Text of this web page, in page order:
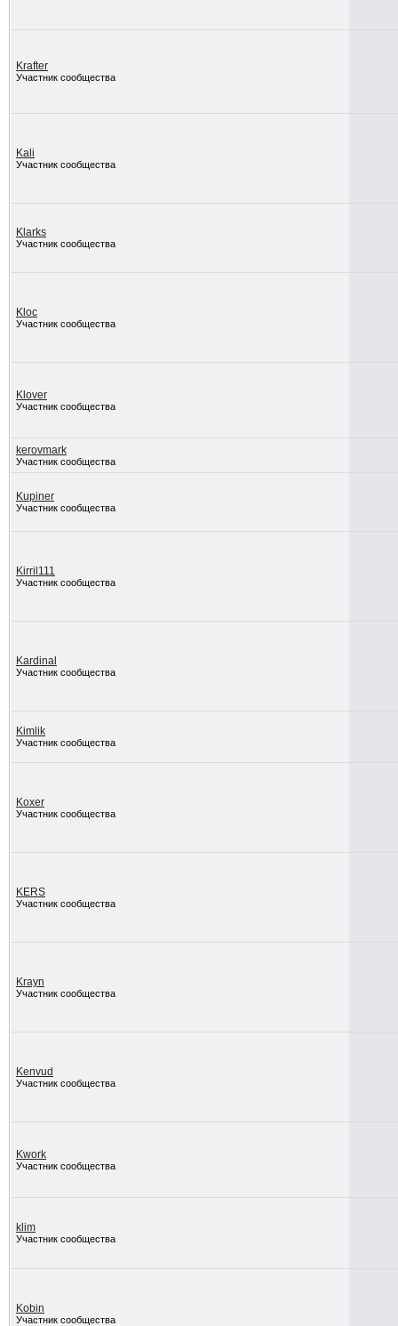
Krafter
Участник сообщества
Kali
Участник сообщества
Klarks
Участник сообщества
Kloc
Участник сообщества
Klover
Участник сообщества
kerovmark
Участник сообщества
Kupiner
Участник сообщества
Kirril111
Участник сообщества
Kardinal
Участник сообщества
Kimlik
Участник сообщества
Koxer
Участник сообщества
KERS
Участник сообщества
Krayn
Участник сообщества
Kenvud
Участник сообщества
Kwork
Участник сообщества
klim
Участник сообщества
Kobin
Участник сообщества